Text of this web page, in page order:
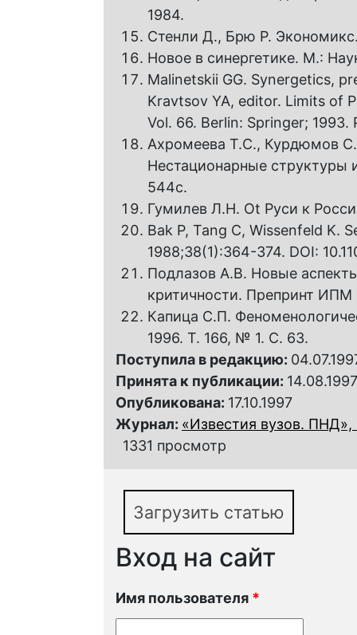
1984.
Стенли Д., Брю P.
Новое в синергетике. М.:
Malinetskii GG. Synergetics,
Kravtsov YA, editor. Limits of
Vol. 66. Berlin: Springer; 1993.
Ахромеева T.C., Курдюмов
Нестационарные структуры
544с.
Гумилев Л.Н. Ot Руси к
Bak Р, Tang C, Wissenfeld K.
1988;38(1):364-374. DOI:
Подлазов A.B. Новые
критичности. Препринт
Капица С.П.
1996. Т. 166, № 1. С. 63.
Поступила в редакцию:
Принята к публикации: 14.08.1997
Опубликована: 17.10.1997
Журнал: «Известия вузов.
1331 просмотр
Загрузить статью
Вход на сайт
Имя пользователя *